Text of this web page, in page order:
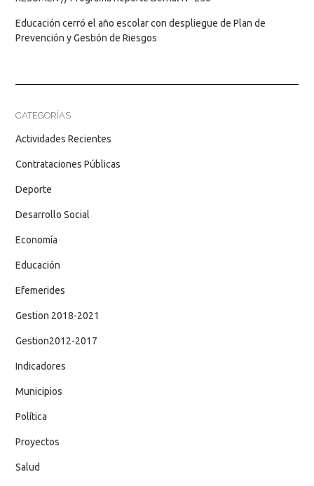
Educación cerró el año escolar con despliegue de Plan de
Prevención y Gestión de Riesgos
CATEGORÍAS
Actividades Recientes
Contrataciones Públicas
Deporte
Desarrollo Social
Economía
Educación
Efemerides
Gestion 2018-2021
Gestion2012-2017
Indicadores
Municipios
Política
Proyectos
Salud